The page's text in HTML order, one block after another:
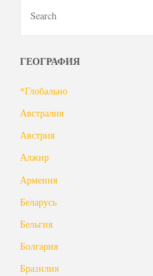
ГЕОГРАФИЯ
*Глобально
Австралия
Австрия
Алжир
Армения
Беларусь
Бельгия
Болгария
Бразилия